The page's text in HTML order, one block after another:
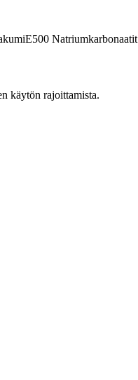
E500 Natriumkarbonaatit
käytön rajoittamista.